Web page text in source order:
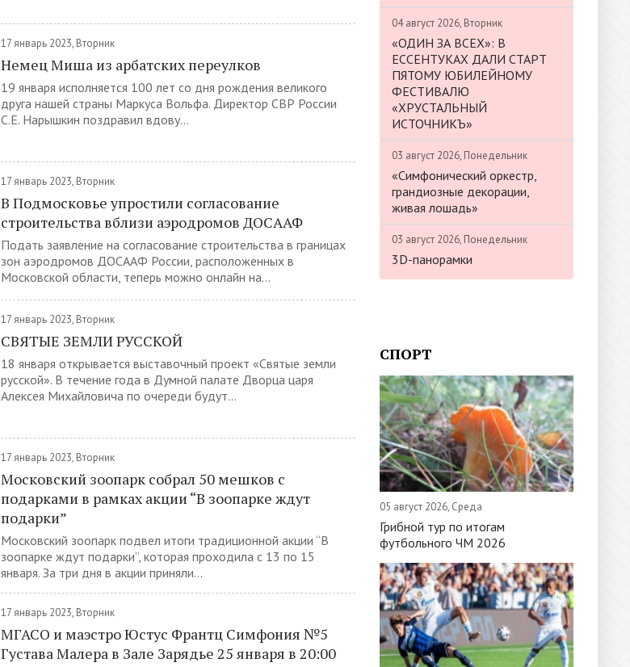
17 январь 2023, Вторник
Немец Миша из арбатских переулков
19 января исполняется 100 лет со дня рождения великого
друга нашей страны Маркуса Вольфа. Директор СВР России
С.Е. Нарышкин поздравил вдову...
17 январь 2023, Вторник
В Подмосковье упростили согласование
строительства вблизи аэродромов ДОСААФ
Подать заявление на согласование строительства в границах
зон аэродромов ДОСААФ России, расположенных в
Московской области, теперь можно онлайн на...
17 январь 2023, Вторник
СВЯТЫЕ ЗЕМЛИ РУССКОЙ
18 января открывается выставочный проект «Святые земли
русской». В течение года в Думной палате Дворца царя
Алексея Михайловича по очереди будут...
17 январь 2023, Вторник
Московский зоопарк собрал 50 мешков с
подарками в рамках акции “В зоопарке ждут
подарки”
Московский зоопарк подвел итоги традиционной акции “В
зоопарке ждут подарки”, которая проходила с 13 по 15
января. За три дня в акции приняли...
17 январь 2023, Вторник
МГАСО и маэстро Юстус Франтц Симфония №5
Густава Малера в Зале Зарядье 25 января в 20:00
04 август 2026, Вторник
«ОДИН ЗА ВСЕХ»: В
ЕССЕНТУКАХ ДАЛИ СТАРТ
ПЯТОМУ ЮБИЛЕЙНОМУ
ФЕСТИВАЛЮ
«ХРУСТАЛЬНЫЙ
ИСТОЧНИКЪ»
03 август 2026, Понедельник
«Симфонический оркестр,
грандиозные декорации,
живая лошадь»
03 август 2026, Понедельник
3D-панорамки
СПОРТ
05 август 2026, Среда
Грибной тур по итогам
футбольного ЧМ 2026